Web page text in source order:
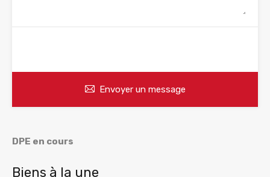
Envoyer un message
DPE en cours
Biens à la une